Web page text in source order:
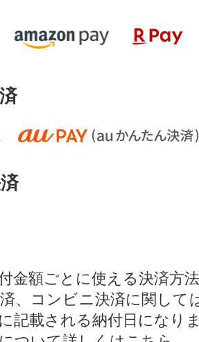
金額ごとに使える決済方
、コンビニ決済に関して
記載される納付日になり